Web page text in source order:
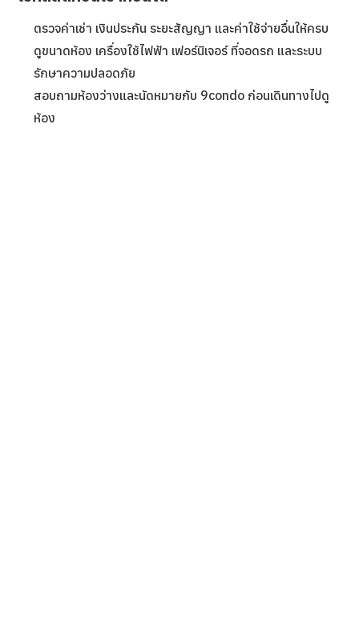
ตรวจค่าเช่า เงินประกัน ระยะสัญญา และค่าใช้จ่ายอื่นให้ครบ
ดูขนาดห้อง เครื่องใช้ไฟฟ้า เฟอร์นิเจอร์ ที่จอดรถ และระบบ
รักษาความปลอดภัย
สอบถามห้องว่างและนัดหมายกับ 9condo ก่อนเดินทางไปดู
ห้อง